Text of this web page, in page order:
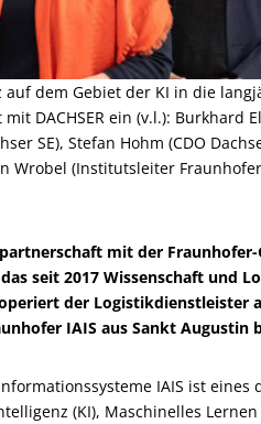
dem Gebiet der KI in die
DACHSER ein (v.l.): Burkhard
SE), Stefan Hohm (CDO
(Institutsleiter Fraunhofer
mit der
seit 2017 Wissenschaft und
der Logistikdienstleister
IAIS aus Sankt Augustin
IAIS ist eines
(KI), Maschinelles